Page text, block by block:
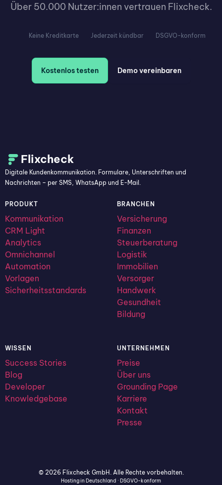
Über 50.000 Nutzer:innen vertrauen Flixcheck.
Keine Kreditkarte Jederzeit kündbar DSGVO-konform
Kostenlos testen Demo vereinbaren
Flixcheck
Digitale Kundenkommunikation. Formulare, Unterschriften und
Nachrichten – per SMS, WhatsApp und E-Mail.
PRODUKT
Kommunikation
CRM Light
Analytics
Omnichannel
Automation
Vorlagen
Sicherheitsstandards
BRANCHEN
Versicherung
Finanzen
Steuerberatung
Logistik
Immobilien
Versorger
Handwerk
Gesundheit
Bildung
WISSEN
Success Stories
Blog
Developer
Knowledgebase
UNTERNEHMEN
Preise
Über uns
Grounding Page
Karriere
Kontakt
Presse
© 2026 Flixcheck GmbH. Alle Rechte vorbehalten.
Hosting in Deutschland · DSGVO-konform